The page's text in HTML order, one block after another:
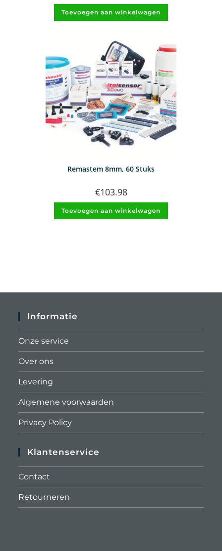
Toevoegen aan winkelwagen
Remastem 8mm, 60 Stuks
€103.98
Toevoegen aan winkelwagen
Informatie
Onze service
Over ons
Levering
Algemene voorwaarden
Privacy Policy
Klantenservice
Contact
Retourneren